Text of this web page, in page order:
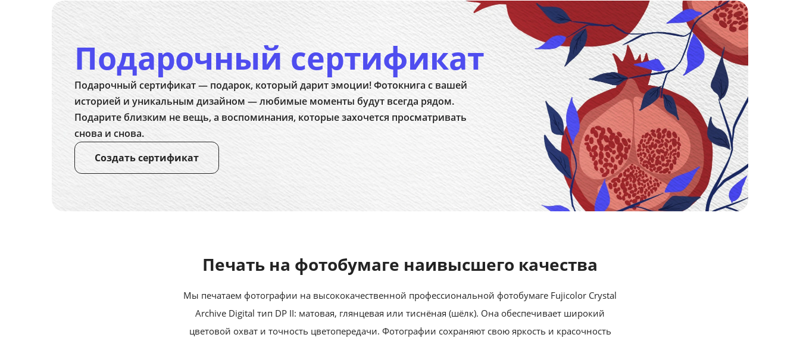
Подарочный сертификат
Подарочный сертификат — подарок, который дарит эмоции! Фотокнига с вашей
историей и уникальным дизайном — любимые моменты будут всегда рядом.
Подарите близким не вещь, а воспоминания, которые захочется просматривать
снова и снова.
Создать сертификат
Печать на фотобумаге наивысшего качества
Мы печатаем фотографии на высококачественной профессиональной фотобумаге Fujicolor Crystal
Archive Digital тип DP II: матовая, глянцевая или тиснёная (шёлк). Она обеспечивает широкий
цветовой охват и точность цветопередачи. Фотографии сохраняют свою яркость и красочность